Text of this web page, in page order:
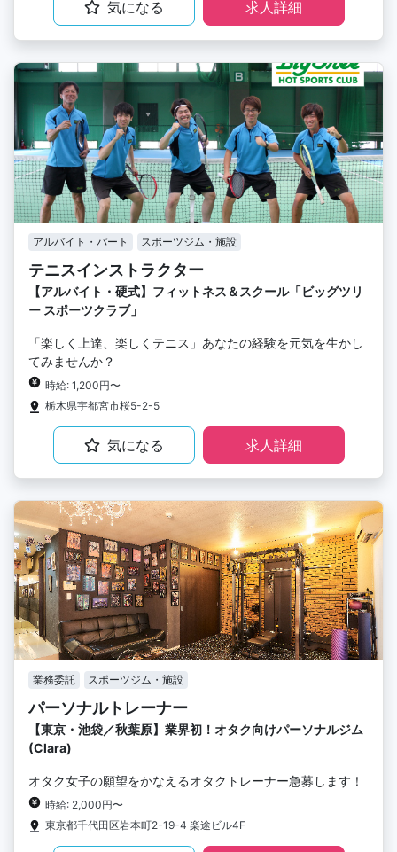
気になる 求人詳細
アルバイト・パート スポーツジム・施設
テニスインストラクター
【アルバイト・硬式】フィットネス＆スクール「ビッグツリ
ー スポーツクラブ」
「楽しく上達、楽しくテニス」あなたの経験を元気を生かし
てみませんか？
時給: 1,200円〜
栃木県宇都宮市桜5-2-5
気になる 求人詳細
業務委託 スポーツジム・施設
パーソナルトレーナー
【東京・池袋／秋葉原】業界初！オタク向けパーソナルジム
(Clara)
オタク女子の願望をかなえるオタクトレーナー急募します！
時給: 2,000円〜
東京都千代田区岩本町2-19-4 楽途ビル4F